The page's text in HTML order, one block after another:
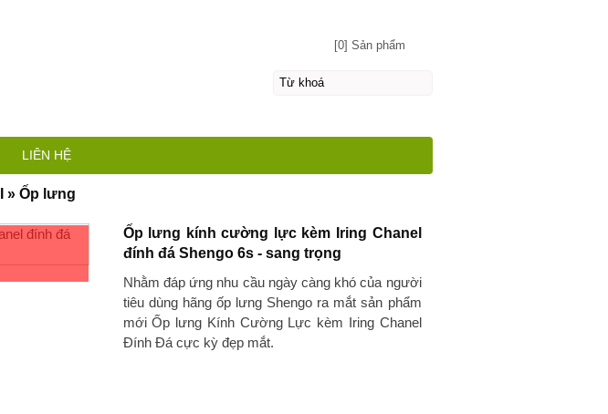
Ốp lưng kính cường lực kèm Iring Chanel
đính đá Shengo 6s - sang trọng
Nhằm đáp ứng nhu cầu ngày càng khó của người
tiêu dùng hãng ốp lưng Shengo ra mắt sản phẩm
mới Ốp lưng Kính Cường Lực kèm Iring Chanel
Đính Đá cực kỳ đẹp mắt.
»Ốp lưng
[0] Sản phẩm
LIÊN HỆ